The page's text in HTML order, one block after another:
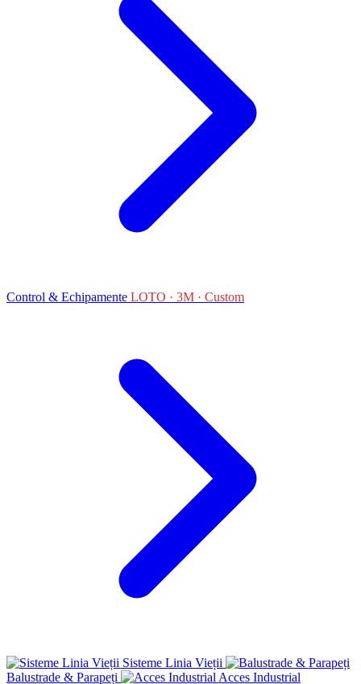
Control & Echipamente LOTO · 3M · Custom
Sisteme Linia Vieții
Balustrade & Parapeți
Acces Industrial